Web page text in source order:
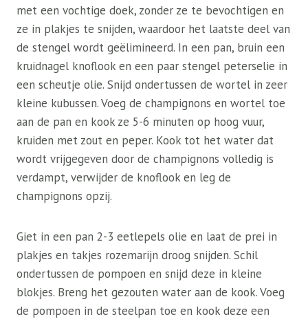
met een vochtige doek, zonder ze te bevochtigen en
ze in plakjes te snijden, waardoor het laatste deel van
de stengel wordt geëlimineerd. In een pan, bruin een
kruidnagel knoflook en een paar stengel peterselie in
een scheutje olie. Snijd ondertussen de wortel in zeer
kleine kubussen. Voeg de champignons en wortel toe
aan de pan en kook ze 5-6 minuten op hoog vuur,
kruiden met zout en peper. Kook tot het water dat
wordt vrijgegeven door de champignons volledig is
verdampt, verwijder de knoflook en leg de
champignons opzij.
Giet in een pan 2-3 eetlepels olie en laat de prei in
plakjes en takjes rozemarijn droog snijden. Schil
ondertussen de pompoen en snijd deze in kleine
blokjes. Breng het gezouten water aan de kook. Voeg
de pompoen in de steelpan toe en kook deze een